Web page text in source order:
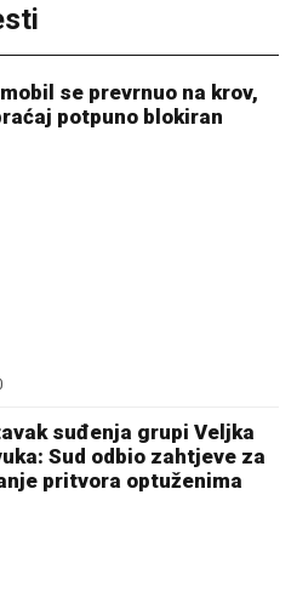
se prevrnuo na krov,
potpuno blokiran
suđenja grupi Veljka
Sud odbio zahtjeve za
pritvora optuženima